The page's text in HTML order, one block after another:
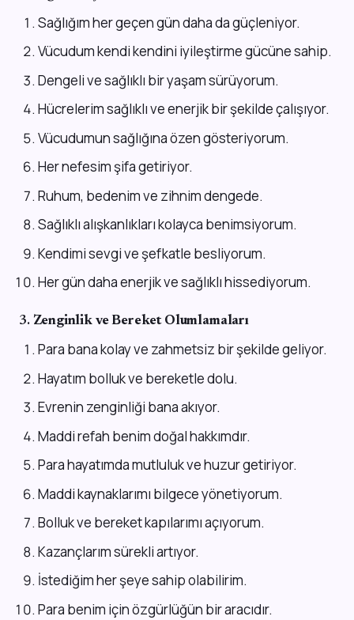
Sağlığım her geçen gün daha da güçleniyor.
Vücudum kendi kendini iyileştirme gücüne sahip.
Dengeli ve sağlıklı bir yaşam sürüyorum.
Hücrelerim sağlıklı ve enerjik bir şekilde çalışıyor.
Vücudumun sağlığına özen gösteriyorum.
Her nefesim şifa getiriyor.
Ruhum, bedenim ve zihnim dengede.
Sağlıklı alışkanlıkları kolayca benimsiyorum.
Kendimi sevgi ve şefkatle besliyorum.
Her gün daha enerjik ve sağlıklı hissediyorum.
3. Zenginlik ve Bereket Olumlamaları
Para bana kolay ve zahmetsiz bir şekilde geliyor.
Hayatım bolluk ve bereketle dolu.
Evrenin zenginliği bana akıyor.
Maddi refah benim doğal hakkımdır.
Para hayatımda mutluluk ve huzur getiriyor.
Maddi kaynaklarımı bilgece yönetiyorum.
Bolluk ve bereket kapılarımı açıyorum.
Kazançlarım sürekli artıyor.
İstediğim her şeye sahip olabilirim.
Para benim için özgürlüğün bir aracıdır.